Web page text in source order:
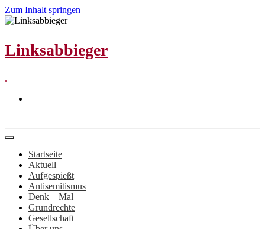
Zum Inhalt springen
Linksabbieger
.
Startseite
Aktuell
Aufgespießt
Antisemitismus
Denk – Mal
Grundrechte
Gesellschaft